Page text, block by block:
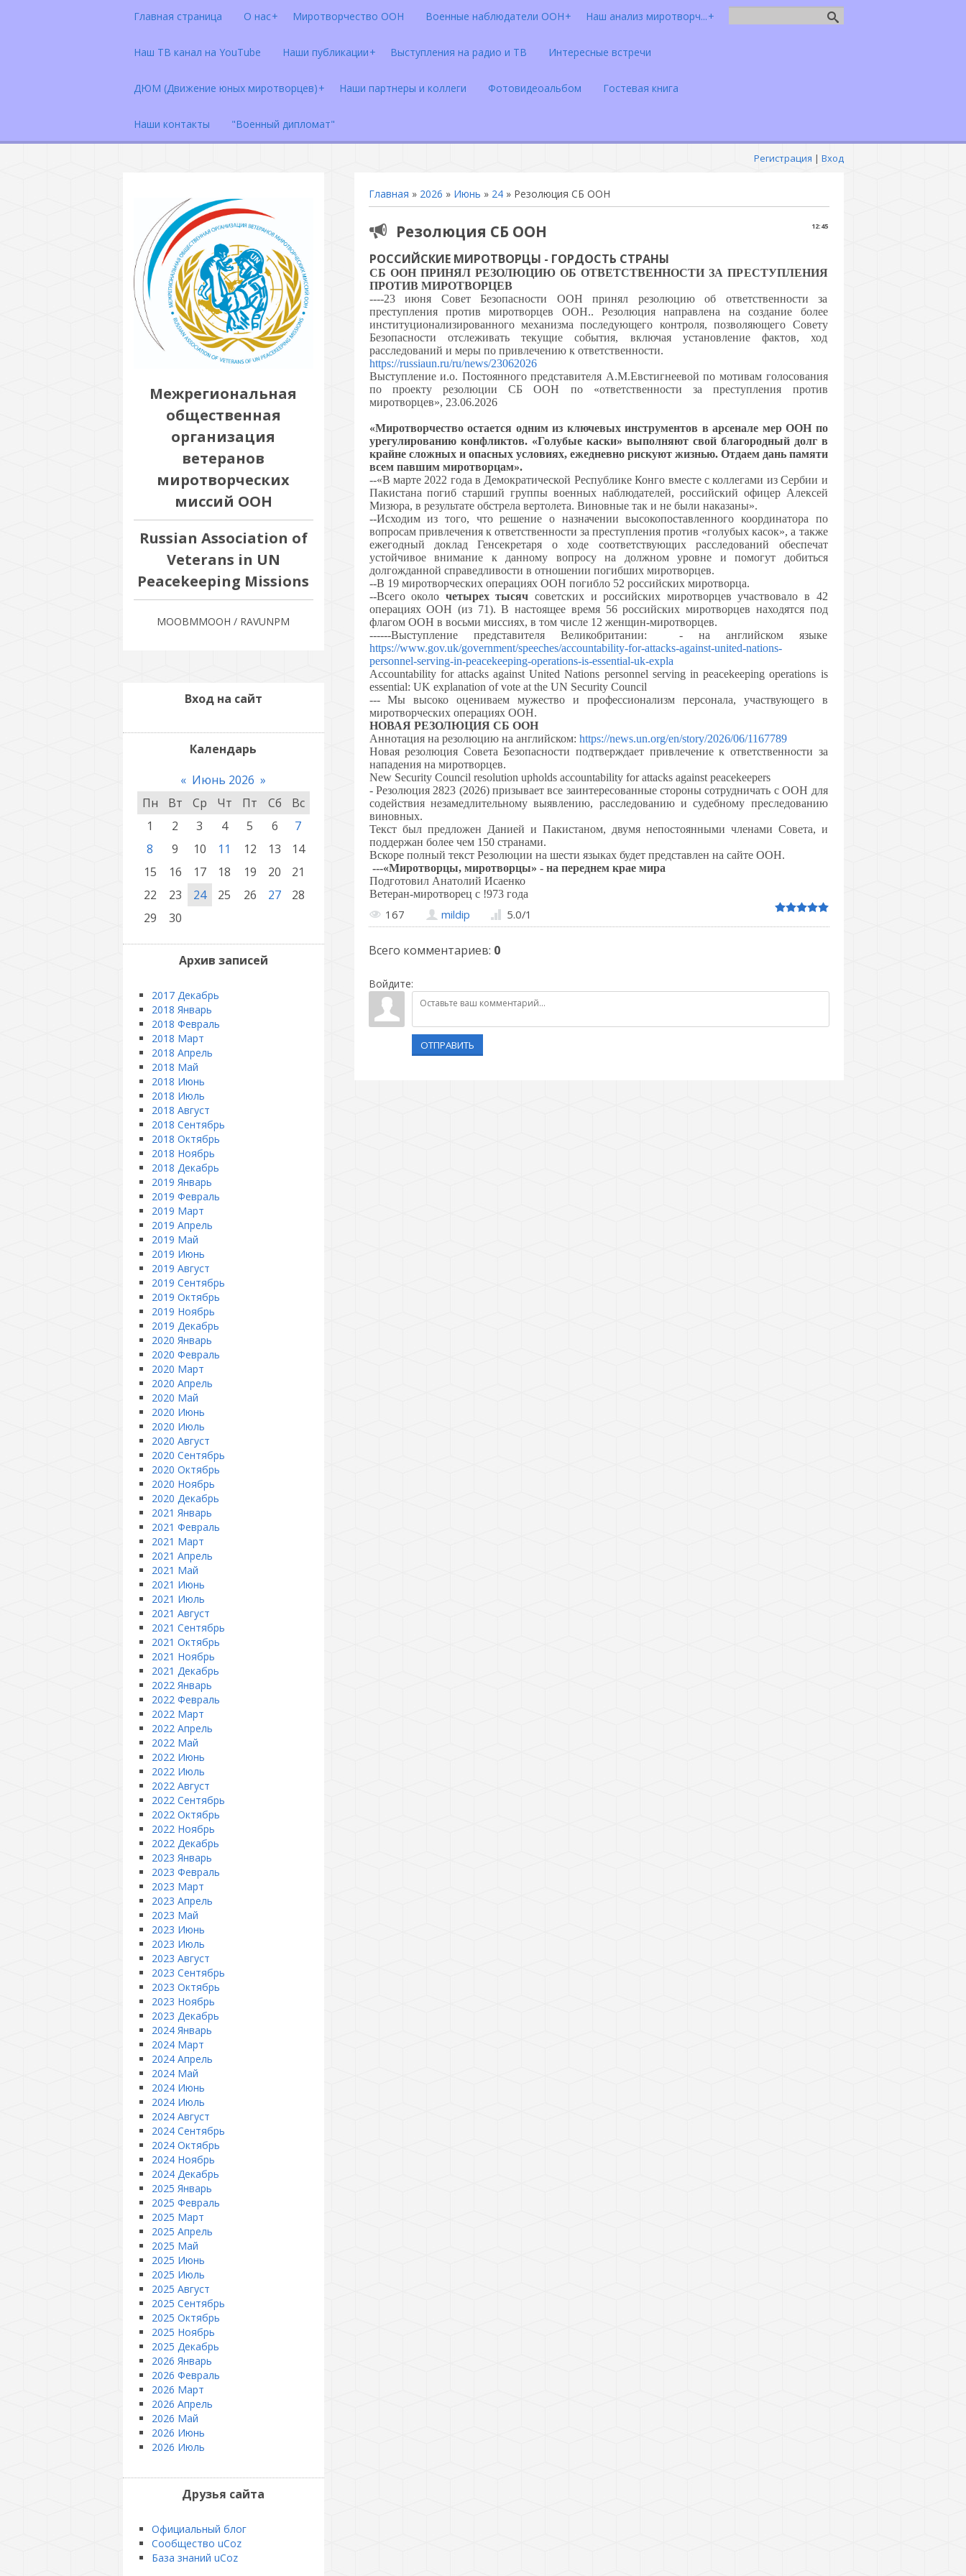
Главная страница О нас Миротворчество ООН Военные наблюдатели ООН Наш анализ миротворч...
Наш ТВ канал на YouTube Наши публикации Выступления на радио и ТВ Интересные встречи
ДЮМ (Движение юных миротворцев) Наши партнеры и коллеги Фотовидеоальбом Гостевая книга
Наши контакты "Военный дипломат"
Регистрация | Вход
Межрегиональная
общественная
организация
ветеранов
миротворческих
миссий ООН
Russian Association of
Veterans in UN
Peacekeeping Missions
МООВММООН / RAVUNPM
Главная » 2026 » Июнь » 24» Резолюция СБ ООН
12:45
Резолюция СБ ООН
РОССИЙСКИЕ МИРОТВОРЦЫ - ГОРДОСТЬ СТРАНЫ
СБ ООН ПРИНЯЛ РЕЗОЛЮЦИЮ ОБ ОТВЕТСТВЕННОСТИ ЗА ПРЕСТУПЛЕНИЯ
ПРОТИВ МИРОТВОРЦЕВ
----23 июня Совет Безопасности ООН принял резолюцию об ответственности за
преступления против миротворцев ООН.. Резолюция направлена на создание более
институционализированного механизма последующего контроля, позволяющего Совету
Безопасности отслеживать текущие события, включая установление фактов, ход
расследований и меры по привлечению к ответственности.
https://russiaun.ru/ru/news/23062026
Выступление и.о. Постоянного представителя А.М.Евстигнеевой по мотивам голосования
по проекту резолюции СБ ООН по «ответственности за преступления против
миротворцев», 23.06.2026
«Миротворчество остается одним из ключевых инструментов в арсенале мер ООН по
урегулированию конфликтов. «Голубые каски» выполняют свой благородный долг в
крайне сложных и опасных условиях, ежедневно рискуют жизнью. Отдаем дань памяти
всем павшим миротворцам».
--«В марте 2022 года в Демократической Республике Конго вместе с коллегами из Сербии и
Пакистана погиб старший группы военных наблюдателей, российский офицер Алексей
Мизюра, в результате обстрела вертолета. Виновные так и не были наказаны».
--Исходим из того, что решение о назначении высокопоставленного координатора по
вопросам привлечения к ответственности за преступления против «голубых касок», а также
ежегодный доклад Генсекретаря о ходе соответствующих расследований обеспечат
устойчивое внимание к данному вопросу на должном уровне и помогут добиться
долгожданной справедливости в отношении погибших миротворцев.
--В 19 миротворческих операциях ООН погибло 52 российских миротворца.
--Всего около четырех тысяч советских и российских миротворцев участвовало в 42
операциях ООН (из 71). В настоящее время 56 российских миротворцев находятся под
флагом ООН в восьми миссиях, в том числе 12 женщин-миротворцев.
------Выступление представителя Великобритании: - на английском языке
https://www.gov.uk/government/speeches/accountability-for-attacks-against-united-nations-
personnel-serving-in-peacekeeping-operations-is-essential-uk-expla
Accountability for attacks against United Nations personnel serving in peacekeeping operations is
essential: UK explanation of vote at the UN Security Council
--- Мы высоко оцениваем мужество и профессионализм персонала, участвующего в
миротворческих операциях ООН.
НОВАЯ РЕЗОЛЮЦИЯ СБ ООН
Аннотация на резолюцию на английском: https://news.un.org/en/story/2026/06/1167789
Новая резолюция Совета Безопасности подтверждает привлечение к ответственности за
нападения на миротворцев.
New Security Council resolution upholds accountability for attacks against peacekeepers
- Резолюция 2823 (2026) призывает все заинтересованные стороны сотрудничать с ООН для
содействия незамедлительному выявлению, расследованию и судебному преследованию
виновных.
Текст был предложен Данией и Пакистаном, двумя непостоянными членами Совета, и
поддержан более чем 150 странами.
Вскоре полный текст Резолюции на шести языках будет представлен на сайте ООН.
---«Миротворцы, миротворцы» - на переднем крае мира
Подготовил Анатолий Исаенко
Ветеран-миротворец с !973 года
167 mildip 5.0/1
Всего комментариев: 0
Войдите:
ОТПРАВИТЬ
Вход на сайт
Календарь
« Июнь 2026 »
Пн
Вт Ср Чт Пт Сб
Вс
1
2 3 4 5 6
7
8
9 10 11 12 13
14
15
16 17 18 19 20
21
22
23 24 25 26 27
28
29
30
Архив записей
2017 Декабрь
2018 Январь
2018 Февраль
2018 Март
2018 Апрель
2018 Май
2018 Июнь
2018 Июль
2018 Август
2018 Сентябрь
2018 Октябрь
2018 Ноябрь
2018 Декабрь
2019 Январь
2019 Февраль
2019 Март
2019 Апрель
2019 Май
2019 Июнь
2019 Август
2019 Сентябрь
2019 Октябрь
2019 Ноябрь
2019 Декабрь
2020 Январь
2020 Февраль
2020 Март
2020 Апрель
2020 Май
2020 Июнь
2020 Июль
2020 Август
2020 Сентябрь
2020 Октябрь
2020 Ноябрь
2020 Декабрь
2021 Январь
2021 Февраль
2021 Март
2021 Апрель
2021 Май
2021 Июнь
2021 Июль
2021 Август
2021 Сентябрь
2021 Октябрь
2021 Ноябрь
2021 Декабрь
2022 Январь
2022 Февраль
2022 Март
2022 Апрель
2022 Май
2022 Июнь
2022 Июль
2022 Август
2022 Сентябрь
2022 Октябрь
2022 Ноябрь
2022 Декабрь
2023 Январь
2023 Февраль
2023 Март
2023 Апрель
2023 Май
2023 Июнь
2023 Июль
2023 Август
2023 Сентябрь
2023 Октябрь
2023 Ноябрь
2023 Декабрь
2024 Январь
2024 Март
2024 Апрель
2024 Май
2024 Июнь
2024 Июль
2024 Август
2024 Сентябрь
2024 Октябрь
2024 Ноябрь
2024 Декабрь
2025 Январь
2025 Февраль
2025 Март
2025 Апрель
2025 Май
2025 Июнь
2025 Июль
2025 Август
2025 Сентябрь
2025 Октябрь
2025 Ноябрь
2025 Декабрь
2026 Январь
2026 Февраль
2026 Март
2026 Апрель
2026 Май
2026 Июнь
2026 Июль
Друзья сайта
Официальный блог
Сообщество uCoz
База знаний uCoz